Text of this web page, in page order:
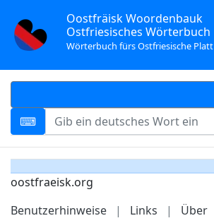
Oostfräisk Woordenbauk
Ostfriesisches Wörterbuch
Wörterbuch fürs Ostfriesische Platt
oostfraeisk.org
Benutzerhinweise
| Links | Über